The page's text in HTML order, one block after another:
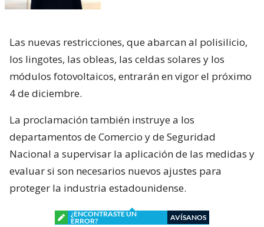
Las nuevas restricciones, que abarcan al polisilicio,
los lingotes, las obleas, las celdas solares y los
módulos fotovoltaicos, entrarán en vigor el próximo
4 de diciembre.
La proclamación también instruye a los
departamentos de Comercio y de Seguridad
Nacional a supervisar la aplicación de las medidas y
evaluar si son necesarios nuevos ajustes para
proteger la industria estadounidense.
¿ENCONTRASTE UN
ERROR?
AVÍSANOS